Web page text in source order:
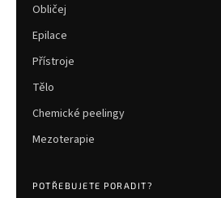
Obličej
Epilace
Přístroje
Tělo
Chemické peelingy
Mezoterapie
POTŘEBUJETE PORADIT?